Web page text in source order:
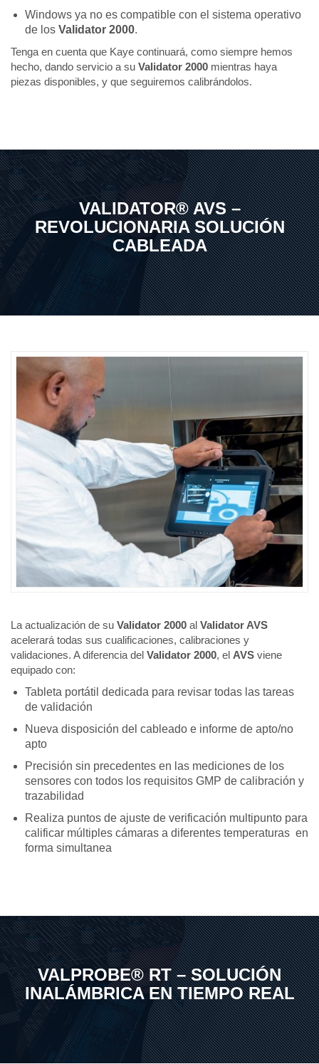
Windows ya no es compatible con el sistema operativo
de los Validator 2000.
Tenga en cuenta que Kaye continuará, como siempre hemos
hecho, dando servicio a su Validator 2000 mientras haya
piezas disponibles, y que seguiremos calibrándolos.
VALIDATOR® AVS –
REVOLUCIONARIA SOLUCIÓN
CABLEADA
La actualización de su Validator 2000 al Validator AVS
acelerará todas sus cualificaciones, calibraciones y
validaciones. A diferencia del Validator 2000, el AVS viene
equipado con:
Tableta portátil dedicada para revisar todas las tareas
de validación
Nueva disposición del cableado e informe de apto/no
apto
Precisión sin precedentes en las mediciones de los
sensores con todos los requisitos GMP de calibración y
trazabilidad
Realiza puntos de ajuste de verificación multipunto para
calificar múltiples cámaras a diferentes temperaturas en
forma simultanea
VALPROBE® RT – SOLUCIÓN
INALÁMBRICA EN TIEMPO REAL